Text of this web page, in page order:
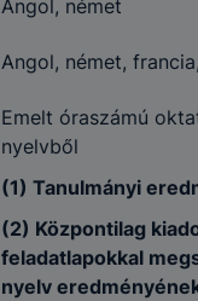
Angol, német
Angol, német,
Emelt óraszámú
nyelvből
(1) Tanulmányi
(2) Központilag
feladatlapokkal
nyelv